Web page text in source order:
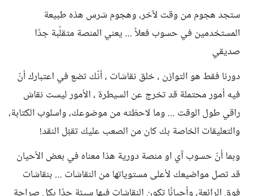
ستجد هجوم من وقت لآخر، وهجوم شرس هذه طبيعة
المستخدمين في حسوب فعلاً ... يعني المنصة متقلّبة جدًا
صديقي
دورنا فقط هو التوازن ، خلق نقاشات ، أنّك تضع في اعتبارك أنّ
فيه أمور محتملة قد تخرج عن السيطرة ، الأمور ليست نقاش
راقي طول الوقت ... وما لاحظته من موضوعك، واسلوب الكتابة،
والتعليقات الخاصة بك كان من الصعب عليك تقبُل النقد!
وبما أنّ حسوب آي او منصة دورية هذا معناه في بعض الأحيان
قد تصل مواضيعك لأعلى مستوياتها من النقاشات ... بنقاشات